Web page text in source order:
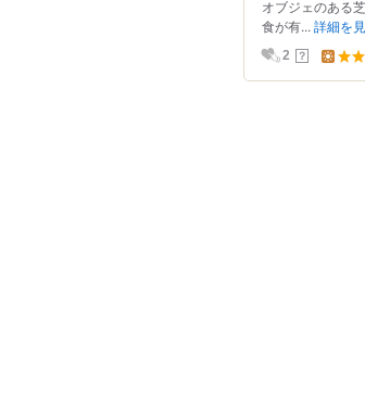
オブジェのある
食が有... 詳細を
2 ？